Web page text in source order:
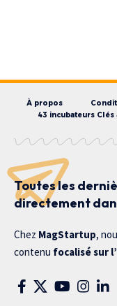
À propos
43 incubateurs Clés
Toutes les
directement
Chez MagStartup,
contenu focalisé sur